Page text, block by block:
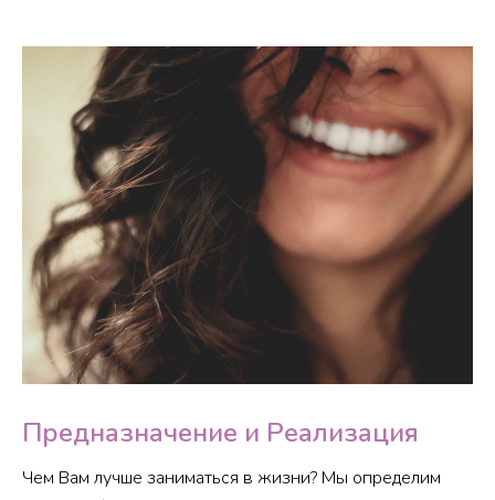
Предназначение и Реализация
Чем Вам лучше заниматься в жизни? Мы определим